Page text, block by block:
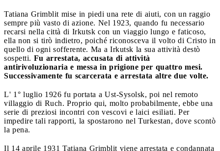
Tatiana Grimblit mise in piedi una rete di aiuti, con un raggio
sempre più vasto di azione. Nel 1923, quando fu necessario
recarsi nella città di Irkutsk con un viaggio lungo e faticoso,
ella non si tirò indietro, poiché riconosceva il volto di Cristo in
quello di ogni sofferente. Ma a Irkutsk la sua attività destò
sospetti. Fu arrestata, accusata di attività
antirivoluzionaria e messa in prigione per quattro mesi.
Successivamente fu scarcerata e arrestata altre due volte.
L' 1° luglio 1926 fu portata a Ust-Sysolsk, poi nel remoto
villaggio di Ruch. Proprio qui, molto probabilmente, ebbe una
serie di preziosi incontri con vescovi e laici esiliati. Per
impedire tali rapporti, la spostarono nel Turkestan, dove scontò
la pena.
Il 14 aprile 1931 Tatiana Grimblit viene arrestata e condannata